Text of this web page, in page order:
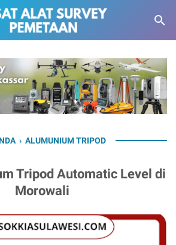
› ALUMUNIUM TRIPOD
Tripod Automatic Level di
Morowali